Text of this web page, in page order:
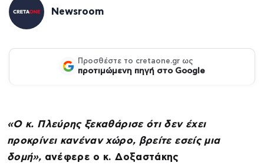
Newsroom
Προσθέστε το cretaone.gr ως
προτιμώμενη πηγή στο Google
«Ο κ. Πλεύρης ξεκαθάρισε ότι δεν έχει
προκρίνει κανέναν χώρο, βρείτε εσείς μια
δομή», ανέφερε ο κ. Δοξαστάκης